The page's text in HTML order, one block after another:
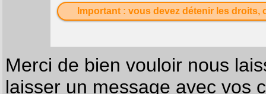
Important : vous devez détenir les
Merci de bien vouloir nous
laisser un message avec vos